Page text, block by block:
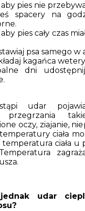
pies nie
spacery na
pies cały czas
psa samego w
kagańca
dni
udar
przegrzania
oczy, ziajanie,
ciała
temperatura ciała
udar